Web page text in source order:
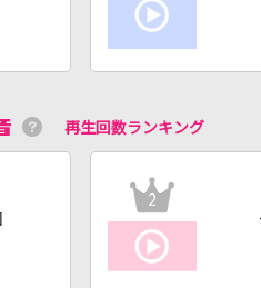
再生回数ランキング
2